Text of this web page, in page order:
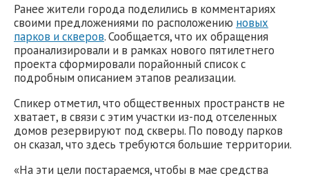
Ранее жители города поделились в комментариях
своими предложениями по расположению новых
парков и скверов. Сообщается, что их обращения
проанализировали и в рамках нового пятилетнего
проекта сформировали порайонный список с
подробным описанием этапов реализации.
Спикер отметил, что общественных пространств не
хватает, в связи с этим участки из-под отселенных
домов резервируют под скверы. По поводу парков
он сказал, что здесь требуются большие территории.
«На эти цели постараемся, чтобы в мае средства